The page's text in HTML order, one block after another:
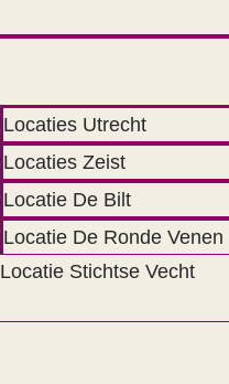
Locaties Utrecht
Locaties Zeist
Locatie De Bilt
Locatie De Ronde Venen
Locatie Stichtse Vecht